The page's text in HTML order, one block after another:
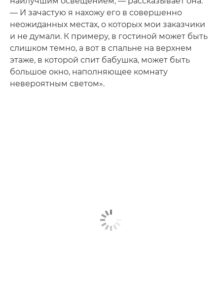
— И зачастую я нахожу его в совершенно
неожиданных местах, о которых мои заказчики
и не думали. К примеру, в гостиной может быть
слишком темно, а вот в спальне на верхнем
этаже, в которой спит бабушка, может быть
большое окно, наполняющее комнату
невероятным светом».